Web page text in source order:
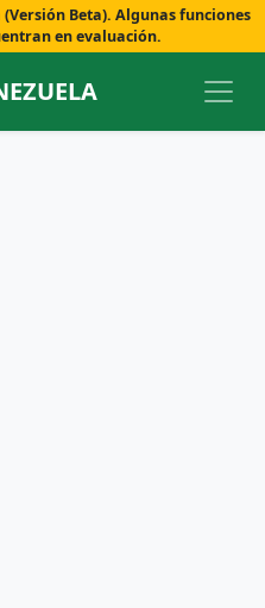
Beta). Algunas funciones
en evaluación.